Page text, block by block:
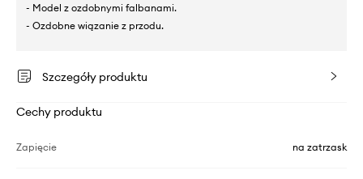
- Model z ozdobnymi falbanami.
- Ozdobne wiązanie z przodu.
Szczegóły produktu
Cechy produktu
Zapięcie na zatrzask